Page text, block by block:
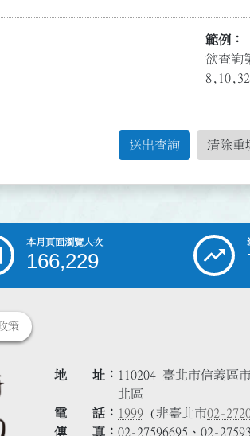
範例：
欲查詢
送出查詢 清除重
本月頁面瀏覽人次
166,229
策
地 址
110204 臺北市信義區
北區
電 話
1999 (非臺北市02-
傳 真
02-27596695、02-